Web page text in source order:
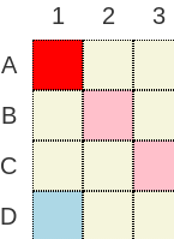
1 2
3
A
B
C
D